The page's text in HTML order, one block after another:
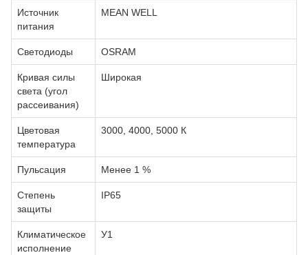
Источник
питания
MEAN WELL
Светодиоды OSRAM
Кривая силы
света (угол
рассеивания)
Широкая
Цветовая
температура
3000, 4000, 5000 К
Пульсация Менее 1 %
Степень
защиты
IP65
Климатическое
исполнение
У1